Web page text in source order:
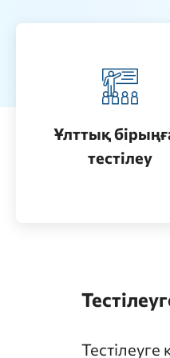
Ұлттық
тестілеу
Қазақстанда жоғары
Өту